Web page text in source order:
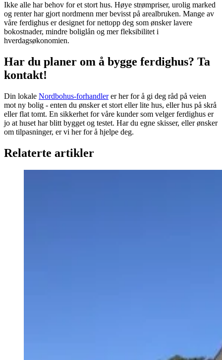
Ikke alle har behov for et stort hus. Høye strømpriser, urolig marked
og renter har gjort nordmenn mer bevisst på arealbruken. Mange av
våre ferdighus er designet for nettopp deg som ønsker lavere
bokostnader, mindre boliglån og mer fleksibilitet i
hverdagsøkonomien.
Har du planer om å bygge ferdighus? Ta
kontakt!
Din lokale Nordbohus-forhandlerer her for å gi deg råd på veien
mot ny bolig - enten du ønsker et stort eller lite hus, eller hus på skrå
eller flat tomt. En sikkerhet for våre kunder som velger ferdighus er
jo at huset har blitt bygget og testet. Har du egne skisser, eller ønsker
om tilpasninger, er vi her for å hjelpe deg.
Relaterte artikler